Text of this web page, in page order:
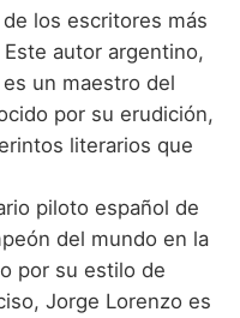
de los escritores más
autor argentino,
un maestro del
por su erudición,
literarios que
piloto español de
del mundo en la
por su estilo de
Jorge Lorenzo es